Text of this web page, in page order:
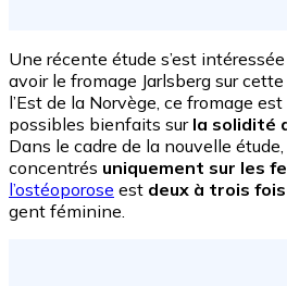
Une récente étude s’est
avoir le fromage Jarlsberg sur
l’Est de la Norvège, ce fromage
possibles bienfaits surla solidité
Dans le cadre de la nouvelle
concentrés uniquement sur les
l’ostéoporose est deux à trois
gent féminine.